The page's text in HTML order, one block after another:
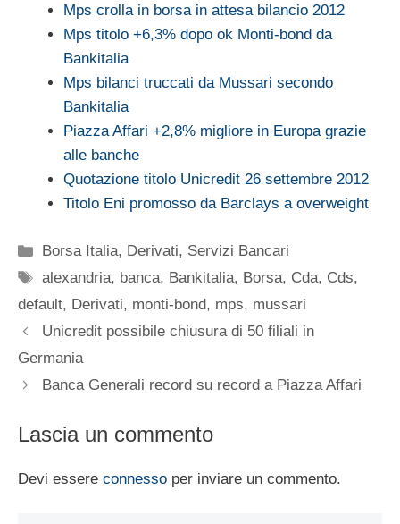
Mps crolla in borsa in attesa bilancio 2012
Mps titolo +6,3% dopo ok Monti-bond da
Bankitalia
Mps bilanci truccati da Mussari secondo
Bankitalia
Piazza Affari +2,8% migliore in Europa grazie
alle banche
Quotazione titolo Unicredit 26 settembre 2012
Titolo Eni promosso da Barclays a overweight
Categorie
Borsa Italia, Derivati, Servizi Bancari
Tag
alexandria, banca, Bankitalia, Borsa, Cda, Cds,
default, Derivati, monti-bond, mps, mussari
Unicredit possibile chiusura di 50 filiali in
Germania
Banca Generali record su record a Piazza Affari
Lascia un commento
Devi essere connesso per inviare un commento.